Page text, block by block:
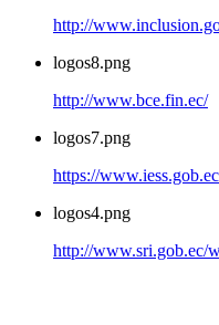
http://
logos8.png
http://www.bce.fin.ec/
logos7.png
https://
logos4.png
http://www.sri.gob.ec/